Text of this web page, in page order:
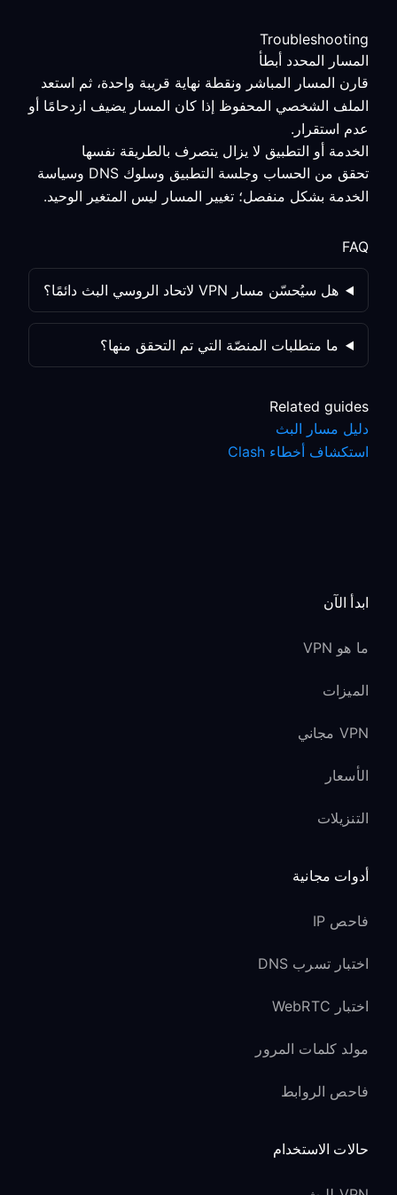
Troubleshooting
المسار المحدد أبطأ
قارن المسار المباشر ونقطة نهاية قريبة واحدة، ثم استعد
الملف الشخصي المحفوظ إذا كان المسار يضيف ازدحامًا أو
عدم استقرار.
الخدمة أو التطبيق لا يزال يتصرف بالطريقة نفسها
تحقق من الحساب وجلسة التطبيق وسلوك DNS وسياسة
الخدمة بشكل منفصل؛ تغيير المسار ليس المتغير الوحيد.
FAQ
هل سيُحسّن مسار VPN لاتحاد الروسي البث دائمًا؟
ما متطلبات المنصّة التي تم التحقق منها؟
Related guides
دليل مسار البث
استكشاف أخطاء Clash
ابدأ الآن
ما هو VPN
الميزات
VPN مجاني
الأسعار
التنزيلات
أدوات مجانية
فاحص IP
اختبار تسرب DNS
اختبار WebRTC
مولد كلمات المرور
فاحص الروابط
حالات الاستخدام